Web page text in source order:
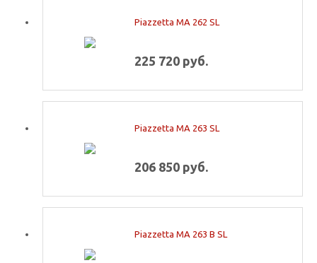
Piazzetta MA 262 SL
225 720 руб.
Piazzetta MA 263 SL
206 850 руб.
Piazzetta MA 263 B SL